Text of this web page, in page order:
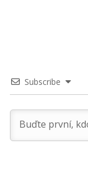
Subscribe